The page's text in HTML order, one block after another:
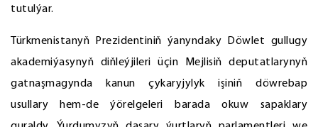
tutulýar.
Türkmenistanyň Prezidentiniň ýanyndaky Döwlet gullugy
akademiýasynyň diňleýjileri üçin Mejlisiň deputatlarynyň
gatnaşmagynda kanun çykaryjylyk işiniň döwrebap
usullary hem-de ýörelgeleri barada okuw sapaklary